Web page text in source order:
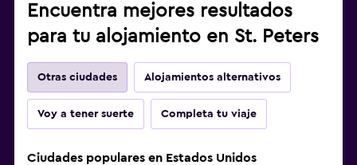
Encuentra mejores resultados
para tu alojamiento en St. Peters
Otras ciudades Alojamientos alternativos
Voy a tener suerte Completa tu viaje
Ciudades populares en Estados Unidos